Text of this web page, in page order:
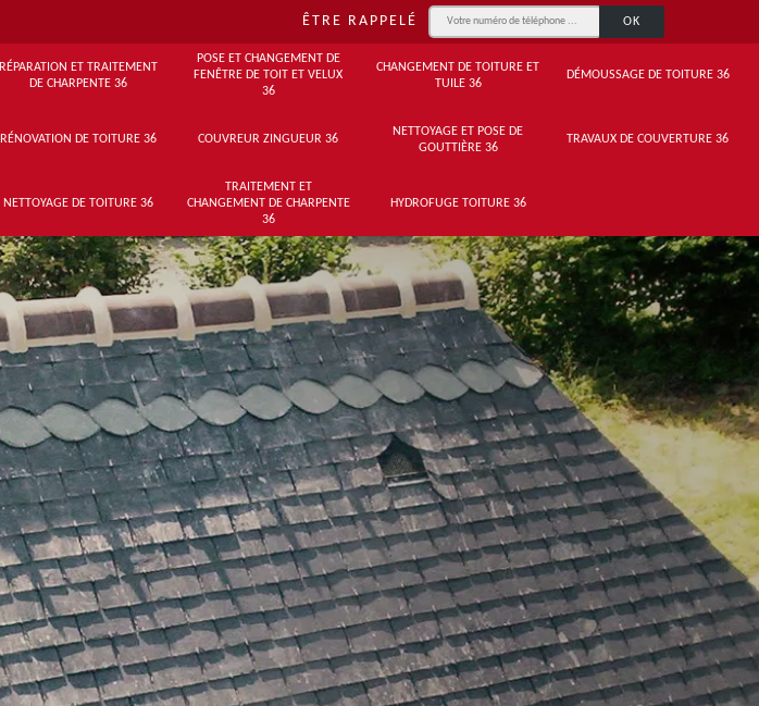
ÊTRE RAPPELÉ
RÉPARATION ET TRAITEMENT
DE CHARPENTE 36
POSE ET CHANGEMENT DE
FENÊTRE DE TOIT ET VELUX
36
CHANGEMENT DE TOITURE ET
TUILE 36
DÉMOUSSAGE DE TOITURE 36
RÉNOVATION DE TOITURE 36 COUVREUR ZINGUEUR 36
NETTOYAGE ET POSE DE
GOUTTIÈRE 36
TRAVAUX DE COUVERTURE 36
NETTOYAGE DE TOITURE 36
TRAITEMENT ET
CHANGEMENT DE CHARPENTE
36
HYDROFUGE TOITURE 36